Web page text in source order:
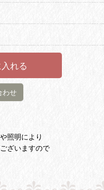
れる
わせ
照明により
ざいますので